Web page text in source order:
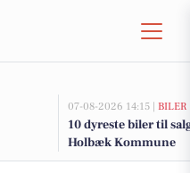
07-08-2026 14:15 | BILER
10 dyreste biler til
Holbæk Kommune